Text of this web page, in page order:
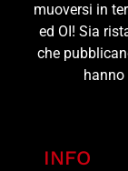
muoversi in
ed OI! Sia
che
hanno
INFO